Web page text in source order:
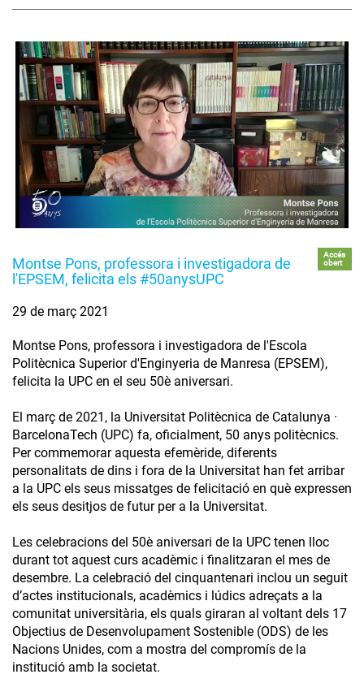
Montse Pons, professora i investigadora de
l'EPSEM, felicita els #50anysUPC
Accés
obert
29 de març 2021
Montse Pons, professora i investigadora de l'Escola
Politècnica Superior d'Enginyeria de Manresa (EPSEM),
felicita la UPC en el seu 50è aniversari.
El març de 2021, la Universitat Politècnica de Catalunya ·
BarcelonaTech (UPC) fa, oficialment, 50 anys politècnics.
Per commemorar aquesta efemèride, diferents
personalitats de dins i fora de la Universitat han fet arribar
a la UPC els seus missatges de felicitació en què expressen
els seus desitjos de futur per a la Universitat.
Les celebracions del 50è aniversari de la UPC tenen lloc
durant tot aquest curs acadèmic i finalitzaran el mes de
desembre. La celebració del cinquantenari inclou un seguit
d’actes institucionals, acadèmics i lúdics adreçats a la
comunitat universitària, els quals giraran al voltant dels 17
Objectius de Desenvolupament Sostenible (ODS) de les
Nacions Unides, com a mostra del compromís de la
institució amb la societat.